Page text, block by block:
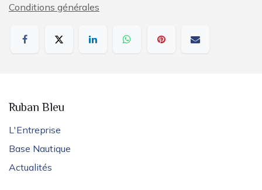
Conditions générales
Ruban Bleu
L'Entreprise
Base Nautique
Actualités